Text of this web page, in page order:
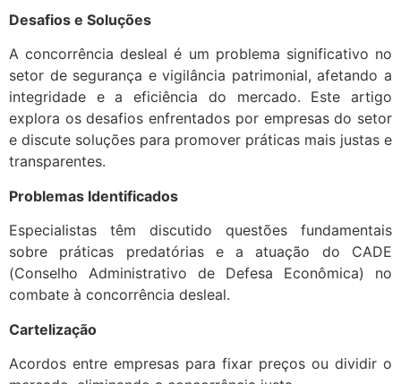
Desafios e Soluções
A concorrência desleal é um problema significativo no
setor de segurança e vigilância patrimonial, afetando a
integridade e a eficiência do mercado. Este artigo
explora os desafios enfrentados por empresas do setor
e discute soluções para promover práticas mais justas e
transparentes.
Problemas Identificados
Especialistas têm discutido questões fundamentais
sobre práticas predatórias e a atuação do CADE
(Conselho Administrativo de Defesa Econômica) no
combate à concorrência desleal.
Cartelização
Acordos entre empresas para fixar preços ou dividir o